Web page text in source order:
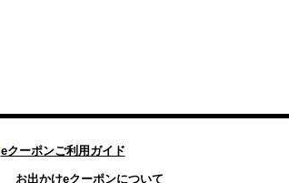
eクーポンご利用ガイド
お出かけeクーポンについて